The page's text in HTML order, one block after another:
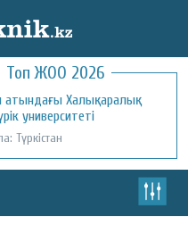
Топ ЖОО 2026
атындағы Халықаралық
университеті
Түркістан
ашық университеті
Қала: Қызылорда